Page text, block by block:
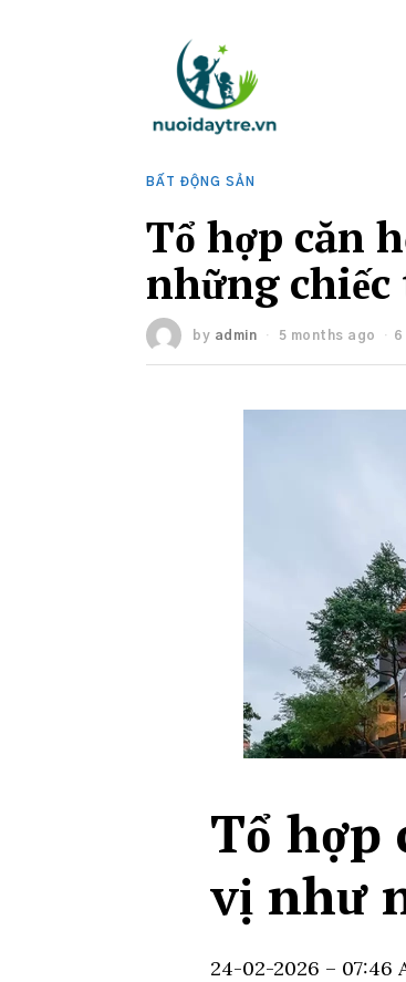
BẤT ĐỘNG SẢN
Tổ hợp căn
những
by admin 5 months ago 6
Tổ hợp
vị như
24-02-2026 – 07:46